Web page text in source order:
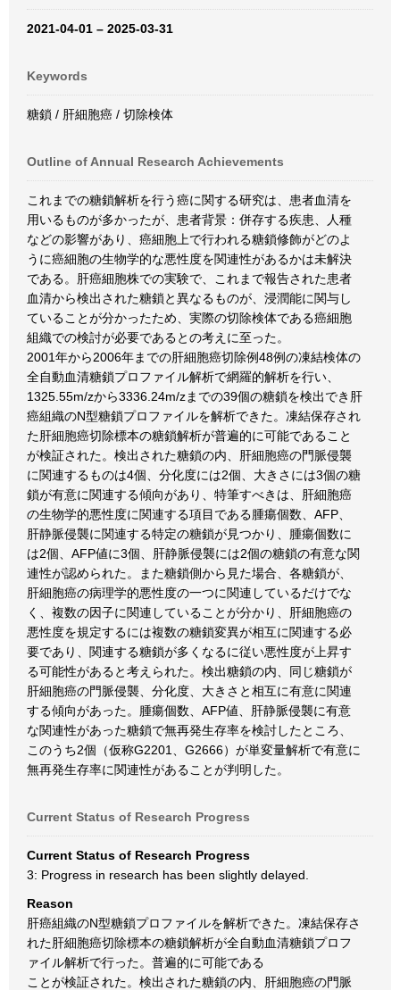
2021-04-01 – 2025-03-31
Keywords
糖鎖 / 肝細胞癌 / 切除検体
Outline of Annual Research Achievements
これまでの糖鎖解析を行う癌に関する研究は、患者血清を
用いるものが多かったが、患者背景：併存する疾患、人種
などの影響があり、癌細胞上で行われる糖鎖修飾がどのよ
うに癌細胞の生物学的な悪性度を関連性があるかは未解決
である。肝癌細胞株での実験で、これまで報告された患者
血清から検出された糖鎖と異なるものが、浸潤能に関与し
ていることが分かったため、実際の切除検体である癌細胞
組織での検討が必要であるとの考えに至った。
2001年から2006年までの肝細胞癌切除例48例の凍結検体の
全自動血清糖鎖プロファイル解析で網羅的解析を行い、
1325.55m/zから3336.24m/zまでの39個の糖鎖を検出でき肝
癌組織のN型糖鎖プロファイルを解析できた。凍結保存され
た肝細胞癌切除標本の糖鎖解析が普遍的に可能であること
が検証された。検出された糖鎖の内、肝細胞癌の門脈侵襲
に関連するものは4個、分化度には2個、大きさには3個の糖
鎖が有意に関連する傾向があり、特筆すべきは、肝細胞癌
の生物学的悪性度に関連する項目である腫瘍個数、AFP、
肝静脈侵襲に関連する特定の糖鎖が見つかり、腫瘍個数に
は2個、AFP値に3個、肝静脈侵襲には2個の糖鎖の有意な関
連性が認められた。また糖鎖側から見た場合、各糖鎖が、
肝細胞癌の病理学的悪性度の一つに関連しているだけでな
く、複数の因子に関連していることが分かり、肝細胞癌の
悪性度を規定するには複数の糖鎖変異が相互に関連する必
要であり、関連する糖鎖が多くなるに従い悪性度が上昇す
る可能性があると考えられた。検出糖鎖の内、同じ糖鎖が
肝細胞癌の門脈侵襲、分化度、大きさと相互に有意に関連
する傾向があった。腫瘍個数、AFP値、肝静脈侵襲に有意
な関連性があった糖鎖で無再発生存率を検討したところ、
このうち2個（仮称G2201、G2666）が単変量解析で有意に
無再発生存率に関連性があることが判明した。
Current Status of Research Progress
Current Status of Research Progress
3: Progress in research has been slightly delayed.
Reason
肝癌組織のN型糖鎖プロファイルを解析できた。凍結保存さ
れた肝細胞癌切除標本の糖鎖解析が全自動血清糖鎖プロフ
ァイル解析で行った。普遍的に可能である
ことが検証された。検出された糖鎖の内、肝細胞癌の門脈